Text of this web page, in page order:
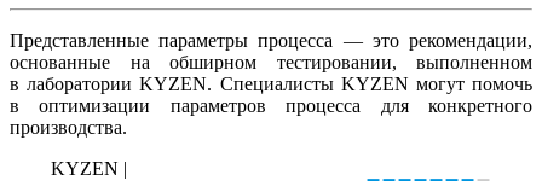
Представленные параметры процесса — это рекомендации,
основанные на обширном тестировании, выполненном
в лаборатории KYZEN. Специалисты KYZEN могут помочь
в оптимизации параметров процесса для конкретного
производства.
KYZEN |